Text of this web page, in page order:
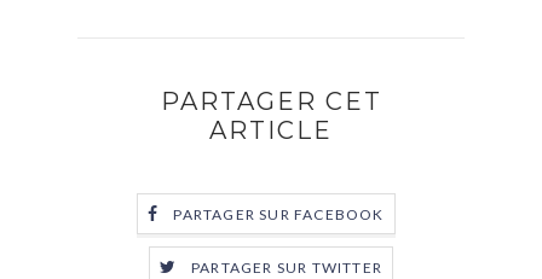
PARTAGER CET
ARTICLE
PARTAGER SUR FACEBOOK
PARTAGER SUR TWITTER